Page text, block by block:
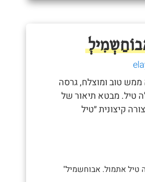
ממש טוב ומוצלח, גרסה
טיל. מבטא תיאור של
קיצונית ״טיל
טיל אתמול. אבוחשמיל"